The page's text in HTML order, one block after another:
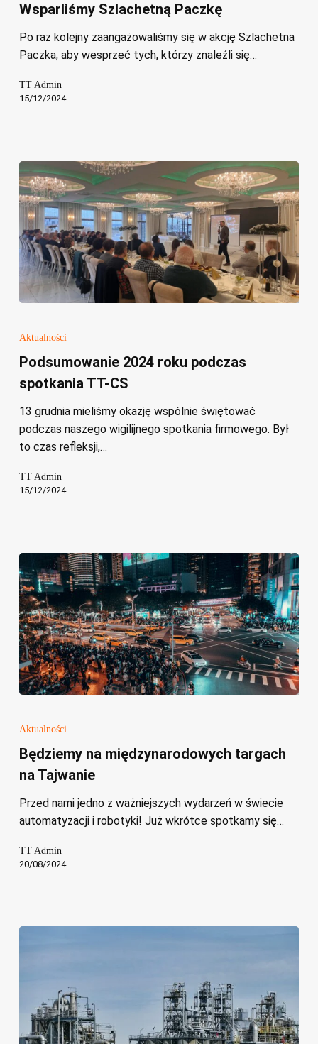
Wsparliśmy Szlachetną Paczkę
Po raz kolejny zaangażowaliśmy się w akcję Szlachetna
Paczka, aby wesprzeć tych, którzy znaleźli się…
TT Admin
15/12/2024
podczas
spotkania
CS
Aktualności
Podsumowanie 2024 roku podczas
spotkania TT-CS
13 grudnia mieliśmy okazję wspólnie świętować
podczas naszego wigilijnego spotkania firmowego. Był
to czas refleksji,…
TT Admin
15/12/2024
targach
na
Aktualności
Będziemy na międzynarodowych targach
na Tajwanie
Przed nami jedno z ważniejszych wydarzeń w świecie
automatyzacji i robotyki! Już wkrótce spotkamy się…
TT Admin
20/08/2024